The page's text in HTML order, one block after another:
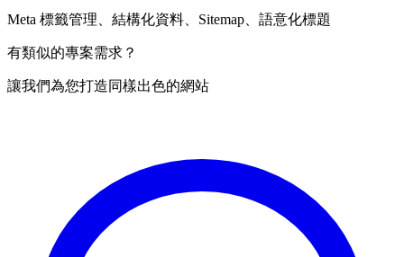
Meta 標籤管理、結構化資料、Sitemap、語意化標題
有類似的專案需求？
讓我們為您打造同樣出色的網站